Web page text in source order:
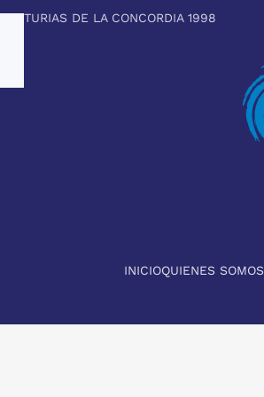
ASTURIAS DE LA CONCORDIA 1998
INICIOQUIENES SOMOS